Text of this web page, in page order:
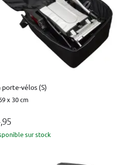
porte-vélos (S)
x 30 cm
sur stock